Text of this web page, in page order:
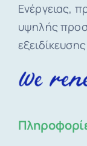
Ενέργειας,
υψηλής